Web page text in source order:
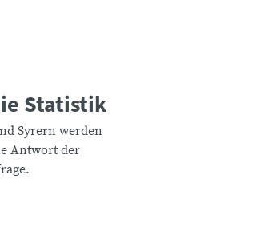
Statistik
Syrern werden
Antwort der